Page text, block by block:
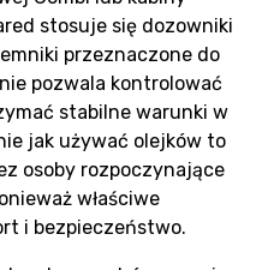
stosuje się dozowniki
przeznaczone do
pozwala kontrolować
stabilne warunki w
jak używać olejków to
osoby rozpoczynające
właściwe
i bezpieczeństwo.